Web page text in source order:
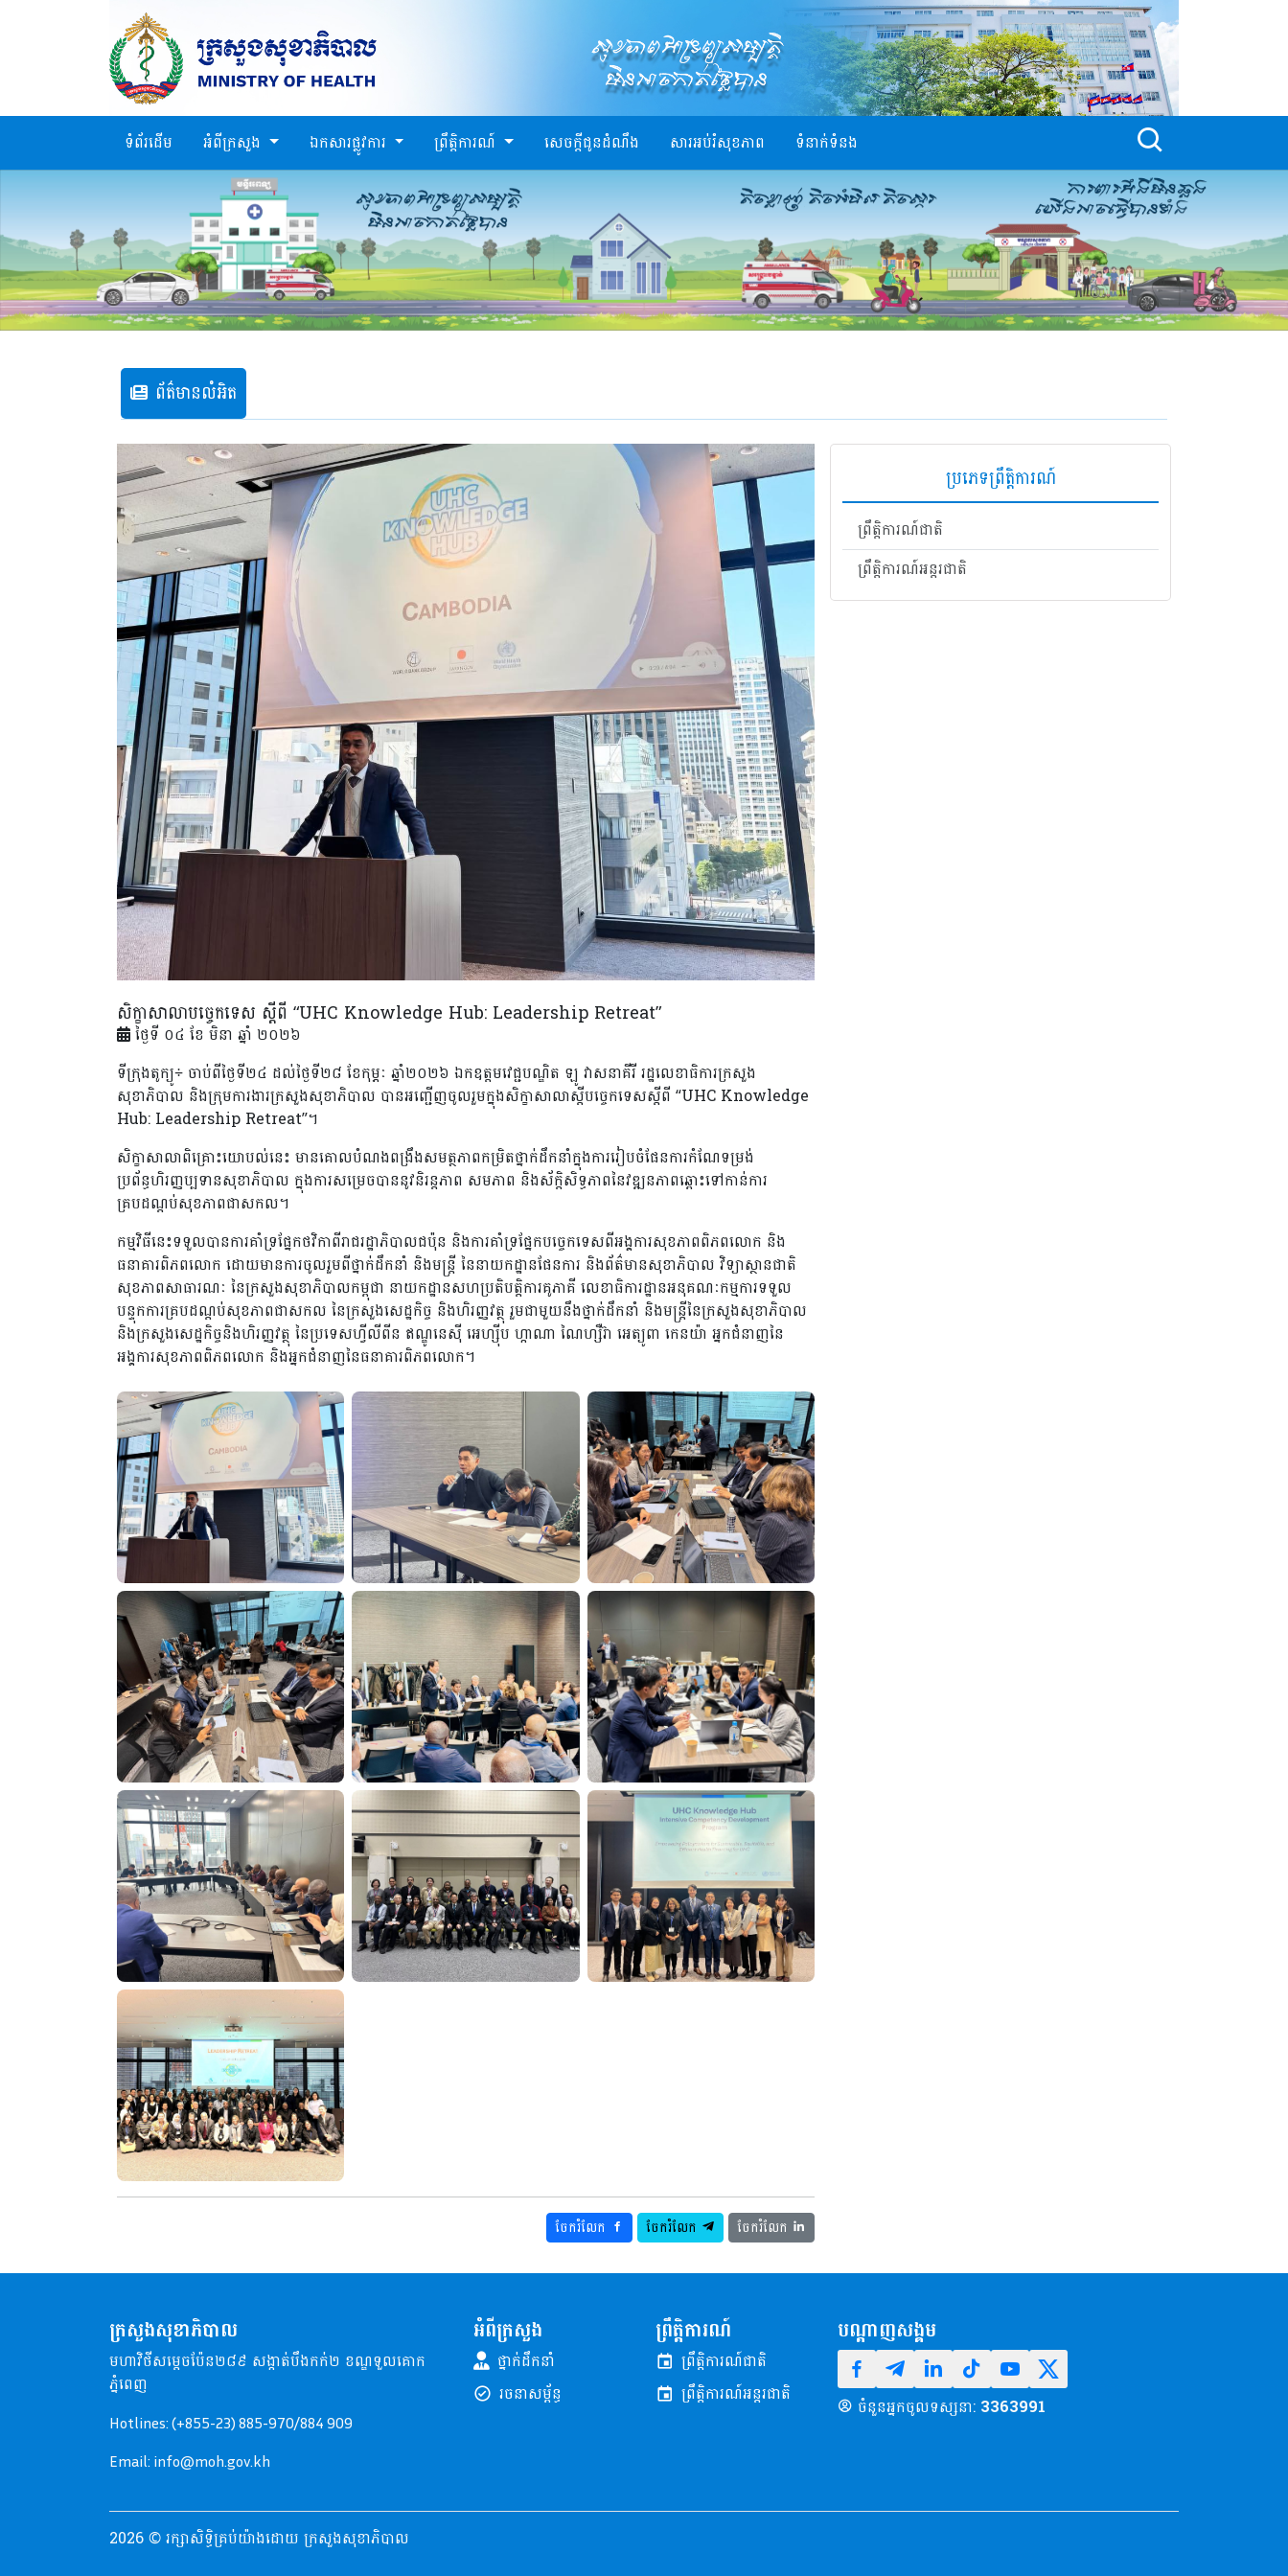
ទំព័រដើម អំពីក្រសួង ឯកសារផ្លូវការ ព្រឹត្តិការណ៍ សេចក្តីជូនដំណឹង សារអប់រំសុខភាព ទំនាក់ទំនង
ព័ត៌មានលំអិត
សិក្ខាសាលាបច្ចេកទេស ស្តីពី “UHC Knowledge Hub: Leadership Retreat”
ថ្ងៃទី ០៤ ខែ មិនា ឆ្នាំ ២០២៦
ទីក្រុងតូក្យូ÷ ចាប់ពីថ្ងៃទី២៤ ដល់ថ្ងៃទី២៨ ខែកុម្ភៈ ឆ្នាំ២០២៦ ឯកឧត្តមវេជ្ជបណ្ឌិត ឡូ វាសនាគីរី រដ្ឋលេខាធិការក្រសួង
សុខាភិបាល និងក្រុមការងារក្រសួងសុខាភិបាល បានអញ្ជើញចូលរួមក្នុងសិក្ខាសាលាស្តីបច្ចេកទេសស្តីពី “UHC Knowledge
Hub: Leadership Retreat”។
សិក្ខាសាលាពិគ្រោះយោបល់នេះ មានគោលបំណងពង្រឹងសមត្ថភាពកម្រិតថ្នាក់ដឹកនាំក្នុងការរៀបចំផែនការកំណែទម្រង់
ប្រព័ន្ធហិរញ្ញប្បទានសុខាភិបាល ក្នុងការសម្រេចបាននូវនិរន្តភាព សមភាព និងស័ក្តិសិទ្ធភាពនៃវឌ្ឍនភាពឆ្ពោះទៅកាន់ការ
គ្របដណ្តប់សុខភាពជាសកល។
កម្មវិធីនេះទទួលបានការគាំទ្រផ្នែកថវិកាពីរាជរដ្ឋាភិបាលជប៉ុន និងការគាំទ្រផ្នែកបច្ចេកទេសពីអង្គការសុខភាពពិភពលោក និង
ធនាគារពិភពលោក ដោយមានការចូលរួមពីថ្នាក់ដឹកនាំ និងមន្ត្រី នៃនាយកដ្ឋានផែនការ និងព័ត៌មានសុខាភិបាល វិទ្យាស្ថានជាតិ
សុខភាពសាធារណៈ នៃក្រសួងសុខាភិបាលកម្ពុជា នាយកដ្ឋានសហប្រតិបត្តិការគូភាគី លេខាធិការដ្ឋានអនុគណៈកម្មការទទួល
បន្ទុកការគ្របដណ្តប់សុខភាពជាសកល នៃក្រសួងសេដ្ឋកិច្ច និងហិរញ្ញវត្ថុ រួមជាមួយនឹងថ្នាក់ដឹកនាំ និងមន្ត្រីនៃក្រសួងសុខាភិបាល
និងក្រសួងសេដ្ឋកិច្ចនិងហិរញ្ញវត្ថុ នៃប្រទេសហ្វីលីពីន ឥណ្ឌូនេស៊ី អេហ្ស៊ីប ហ្កាណា ណៃហ្សឺរ៊ា អេត្យូពា កេនយ៉ា អ្នកជំនាញនៃ
អង្គការសុខភាពពិភពលោក និងអ្នកជំនាញនៃធនាគារពិភពលោក។
ចែករំលែក ចែករំលែក ចែករំលែក
ប្រភេទព្រឹត្តិការណ៍
ព្រឹត្តិការណ៍ជាតិ
ព្រឹត្តិការណ៍អន្តរជាតិ
ក្រសួងសុខាភិបាល
មហាវិថីសម្តេចប៉ែន២៨៩ សង្កាត់បឹងកក់២ ខណ្ឌទួលគោក
ភ្នំពេញ
Hotlines: (+855-23) 885-970/884 909
Email: info@moh.gov.kh
អំពីក្រសួង
ថ្នាក់ដឹកនាំ
រចនាសម្ព័ន្ធ
ព្រឹត្តិការណ៍
ព្រឹត្តិការណ៍ជាតិ
ព្រឹត្តិការណ៍អន្តរជាតិ
បណ្តាញសង្គម
ចំនួនអ្នកចូលទស្សនា: 3363991
2026 © រក្សាសិទ្ធិគ្រប់យ៉ាងដោយ ក្រសួងសុខាភិបាល